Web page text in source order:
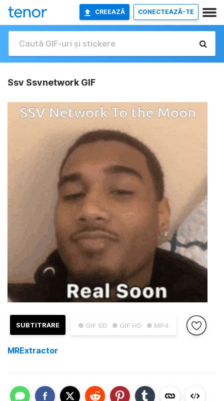
CREEAZĂ CONECTEAZĂ-TE
Ssv Ssvnetwork GIF
● GIF SD ● GIF HD ● MP4
SUBTITRARE
MRExtractor